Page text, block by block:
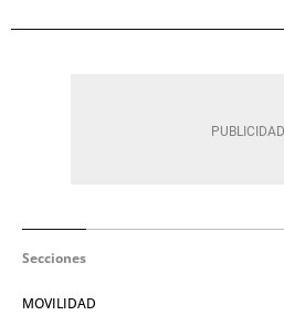
Secciones
MOVILIDAD